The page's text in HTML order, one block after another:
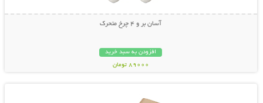
آسان بر و 4 چرخ متحرک
افزودن به سبد خرید
89000 تومان
نمایش توضیحات بیشتر